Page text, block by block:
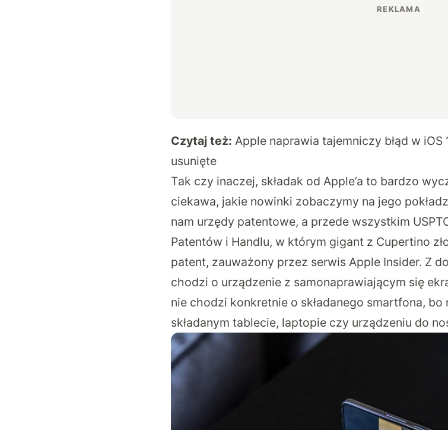
Czytaj też: Apple naprawia tajemniczy błąd w
usunięte
Tak czy inaczej, składak od Apple’a to bardzo
ciekawa, jakie nowinki zobaczymy na jego
nam urzędy patentowe, a przede wszystkim
Patentów i Handlu, w którym gigant z Cupertino
patent, zauważony przez serwis Apple Insider. Z
chodzi o urządzenie z samonaprawiającym się
nie chodzi konkretnie o składanego smartfona,
składanym tablecie, laptopie czy urządzeniu do